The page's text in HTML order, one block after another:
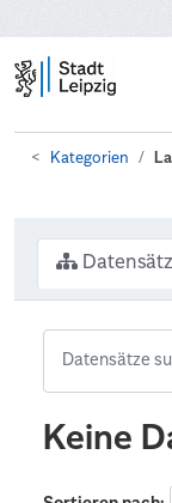
Kategorien
Keine